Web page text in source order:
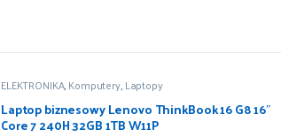
ELEKTRONIKA,Komputery,Laptopy
Laptop biznesowy Lenovo ThinkBook 16 G8 16″
Core 7 240H 32GB 1TB W11P